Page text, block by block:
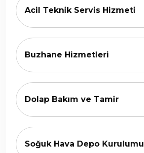
Acil Teknik Servis Hizmeti
Buzhane Hizmetleri
Dolap Bakım ve Tamir
Soğuk Hava Depo Kurulumu